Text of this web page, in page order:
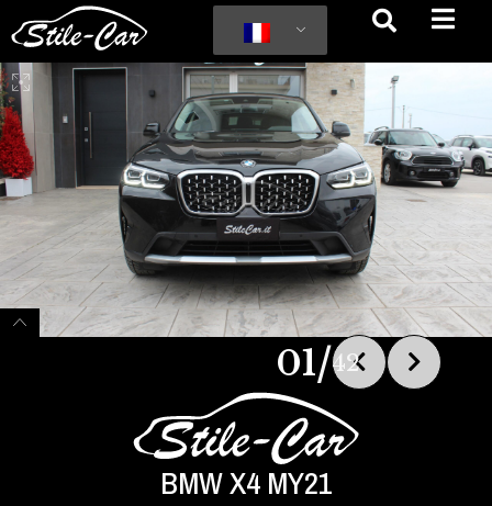
01/42
BMW X4 MY21